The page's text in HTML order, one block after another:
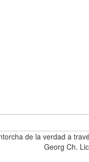
de la verdad a
Georg Ch.